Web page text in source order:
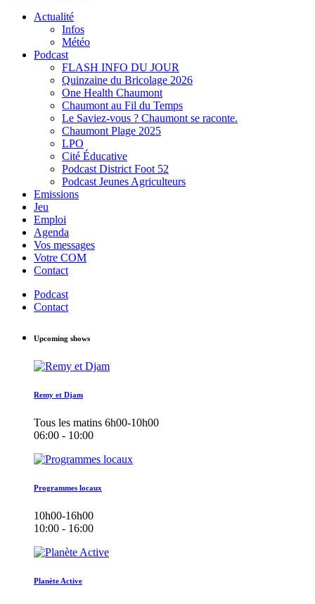
Actualité
Infos
Météo
Podcast
FLASH INFO DU JOUR
Quinzaine du Bricolage 2026
One Health Chaumont
Chaumont au Fil du Temps
Le Saviez-vous ? Chaumont se raconte.
Chaumont Plage 2025
LPO
Cité Éducative
Podcast District Foot 52
Podcast Jeunes Agriculteurs
Emissions
Jeu
Emploi
Agenda
Vos messages
Votre COM
Contact
Podcast
Contact
Upcoming shows
Remy et Djam
Tous les matins 6h00-10h00
06:00 - 10:00
Programmes locaux
10h00-16h00
10:00 - 16:00
Planète Active